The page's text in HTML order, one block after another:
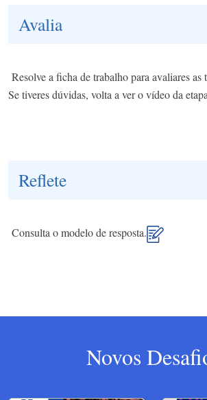
Avalia
Resolve a ficha de trabalho para avaliares as
Se tiveres dúvidas, volta a ver o vídeo da
Reflete
Consulta o modelo de resposta.
Novos